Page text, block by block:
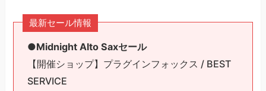
最新セール情報
●Midnight Alto Saxセール
【開催ショップ】プラグインフォックス / BEST
SERVICE